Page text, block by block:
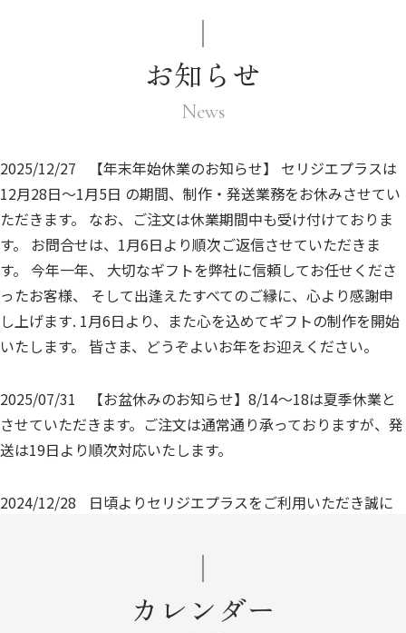
お知らせ
News
2025/12/27
【年末年始休業のお知らせ】 セリジエプラスは
12月28日〜1月5日 の期間、制作・発送業務をお休みさせてい
ただきます。 なお、ご注文は休業期間中も受け付けておりま
す。 お問合せは、1月6日より順次ご返信させていただきま
す。 今年一年、 大切なギフトを弊社に信頼してお任せくださ
ったお客様、 そして出逢えたすべてのご縁に、心より感謝申
し上げます. 1月6日より、また心を込めてギフトの制作を開始
いたします。 皆さま、どうぞよいお年をお迎えください。
2025/07/31
【お盆休みのお知らせ】8/14〜18は夏季休業と
させていただきます。ご注文は通常通り承っておりますが、発
送は19日より順次対応いたします。
2024/12/28
日頃よりセリジエプラスをご利用いただき誠に
(月)は配送業務をお休みとさせて頂きます。 休業中にいただい
たご注文につきましては1月7日(火)より通常通り発送させてい
カレンダー